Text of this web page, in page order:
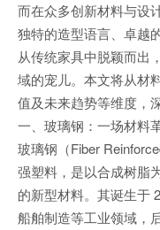
而在众多创新材料与设
独特的造型语言、卓越
从传统家具中脱颖而出
域的宠儿。本文将从材
值及未来趋势等维度，
一、玻璃钢：一场材料
玻璃钢（Fiber
强塑料，是以合成树脂
的新型材料。其诞生于
船舶制造等工业领域，